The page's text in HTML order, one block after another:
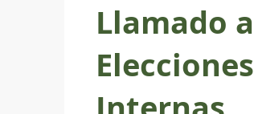
Llamado a
Elecciones